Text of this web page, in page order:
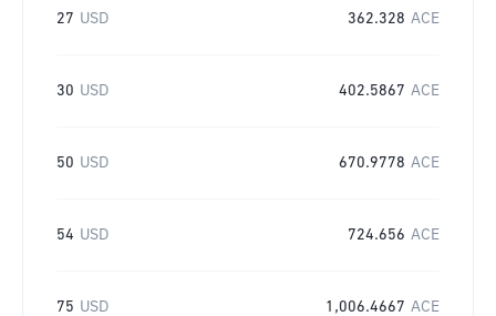
27 USD 362.328 ACE
30 USD 402.5867 ACE
50 USD 670.9778 ACE
54 USD 724.656 ACE
75 USD 1,006.4667 ACE